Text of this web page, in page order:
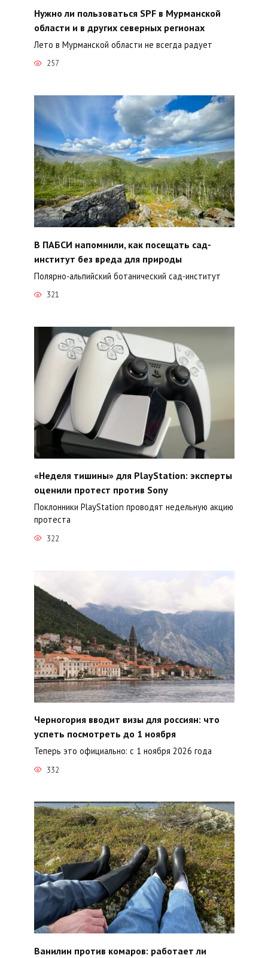
Нужно ли пользоваться SPF в Мурманской
области и в других северных регионах
Лето в Мурманской области не всегда радует
257
В ПАБСИ напомнили, как посещать сад-
институт без вреда для природы
Полярно-альпийский ботанический сад-институт
321
«Неделя тишины» для PlayStation: эксперты
оценили протест против Sony
Поклонники PlayStation проводят недельную акцию
протеста
322
Черногория вводит визы для россиян: что
успеть посмотреть до 1 ноября
Теперь это официально: с 1 ноября 2026 года
332
Ванилин против комаров: работает ли